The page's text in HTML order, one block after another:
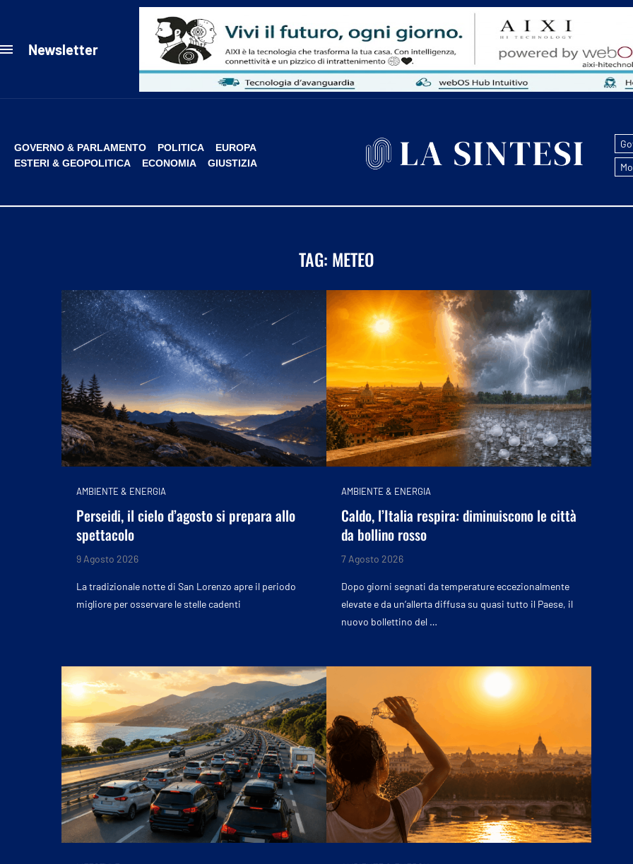
Newsletter
GOVERNO & PARLAMENTO POLITICA
EUROPA
ESTERI & GEOPOLITICA
ECONOMIA GIUSTIZIA
TAG: METEO
AMBIENTE & ENERGIA
Perseidi, il cielo d’agosto si prepara allo
spettacolo
9 Agosto 2026
La tradizionale notte di San Lorenzo apre il periodo
migliore per osservare le stelle cadenti
AMBIENTE & ENERGIA
Caldo, l’Italia respira: diminuiscono le città
da bollino rosso
7 Agosto 2026
Dopo giorni segnati da temperature eccezionalmente
elevate e da un’allerta diffusa su quasi tutto il Paese, il
nuovo bollettino del …